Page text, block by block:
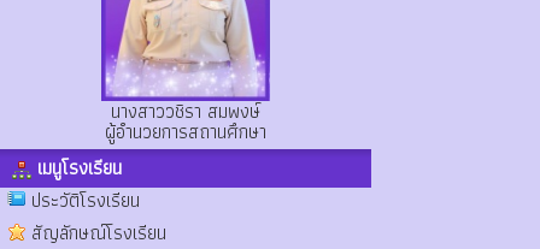
นางสาววชิรา สมพงษ์
ผู้อำนวยการสถานศึกษา
เมนูโรงเรียน
ประวัติโรงเรียน
สัญลักษณ์โรงเรียน